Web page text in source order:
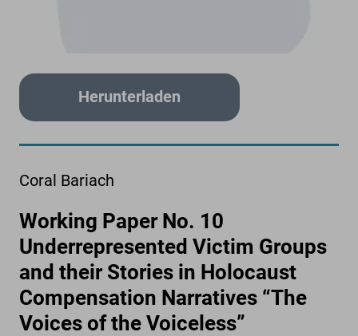
Herunterladen
Working Paper No. 10
Underrepresented Victim Groups
and their Stories in Holocaust
Compensation Narratives “The
Voices of the Voiceless”
Coral Bariach